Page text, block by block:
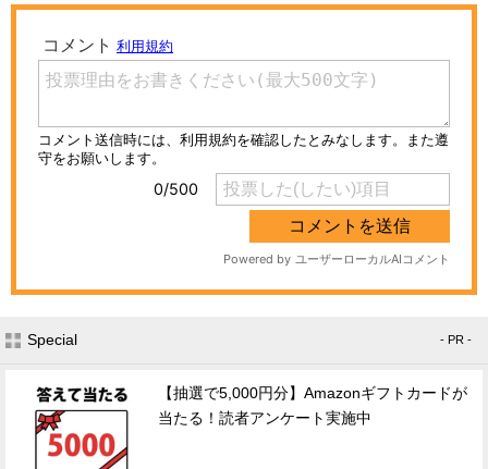
Special - PR -
【抽選で5,000円分】Amazonギフトカードが
当たる！読者アンケート実施中